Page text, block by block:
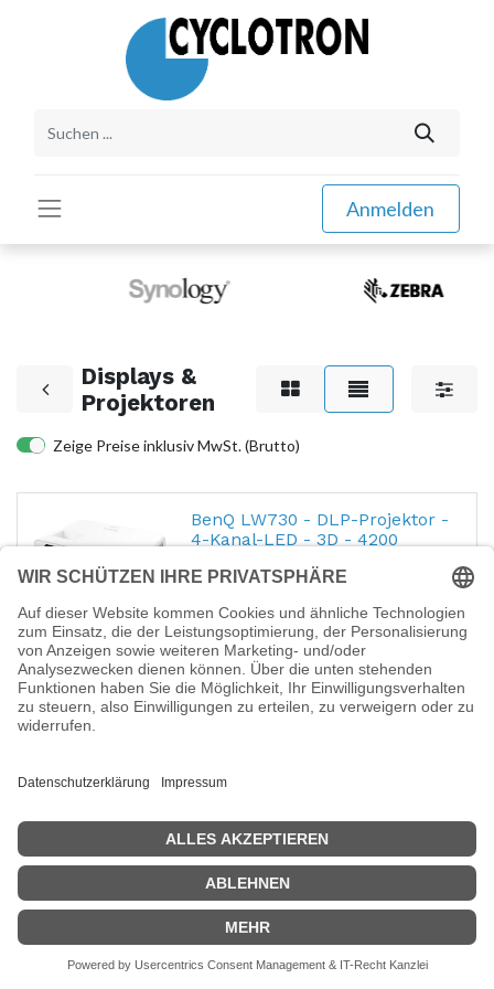
Anmelden
Displays &
Projektoren
Zeige Preise inklusiv MwSt. (Brutto)
BenQ LW730 - DLP-Projektor -
4-Kanal-LED - 3D - 4200
800)
Hersteller-Nr.:9H.JRM77.15E
EAN:4718755090158
BenQ LW730 - DLP-Projektor - 4-Kanal-LED
- 3D - 4200 ANSI-Lumen - WXGA (1280 x
800) - 16:10
1.405,91€
tragbar - 3D - 3500 lm - Full
HD (1920 x 1080)
Hersteller-Nr.:9H.JLV77.1HE
EAN:4718755079900
BenQ EH600 - DLP-Projektor - tragbar - 3D -
3500 lm - Full HD (1920 x 1080) - 16:9 -